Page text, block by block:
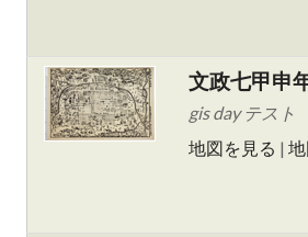
文政七甲申
gis day テスト
地図を見る |